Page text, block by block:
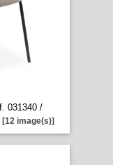
031340 /
[12 image(s)]